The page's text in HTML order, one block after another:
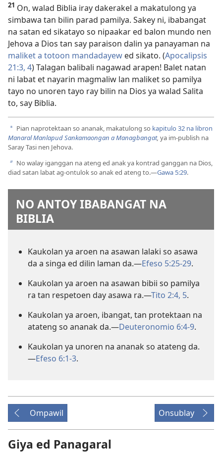
21 On, walad Biblia iray dakerakel a makatulong ya
simbawa tan bilin parad pamilya. Sakey ni, ibabangat
na satan ed sikatayo so nipaakar ed balon mundo nen
Jehova a Dios tan say paraison dalin ya panayaman na
maliket a totoon mandadayew ed sikato. (Apocalipsis
21:3, 4) Talagan balibali nagawad arapen! Balet natan
ni labat et nayarin magmaliw lan maliket so pamilya
tayo no unoren tayo ray bilin na Dios ya walad Salita
to, say Biblia.
a Pian naprotektaan so ananak, makatulong so kapitulo 32 na libron
Manaral Manlapud Sankamaongan a Managbangat, ya im-publish na
Saray Tasi nen Jehova.
b No walay iganggan na ateng ed anak ya kontrad ganggan na Dios,
diad satan labat ag-ontulok so anak ed ateng to.​—Gawa 5:29.
NO ANTOY IBABANGAT NA
BIBLIA
Kaukolan ya aroen na asawan lalaki so asawa
da a singa ed dilin laman da.​—Efeso 5:25-29.
Kaukolan ya aroen na asawan bibii so pamilya
ra tan respetoen day asawa ra.​—Tito 2:4, 5.
Kaukolan ya aroen, ibangat, tan protektaan na
atateng so ananak da.​—Deuteronomio 6:4-9.
Kaukolan ya unoren na ananak so atateng da.​
—Efeso 6:1-3.
Ompawil Onsublay
Giya ed Panagaral